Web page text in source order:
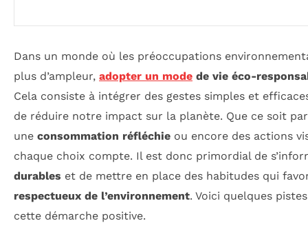
Dans un monde où les préoccupations
plus d’ampleur, adopter un mode de vie éco-
Cela consiste à intégrer des gestes simples et
de réduire notre impact sur la planète. Que ce soit
une consommation réfléchie ou encore des actions
chaque choix compte. Il est donc primordial de
durables et de mettre en place des habitudes qui
respectueux de l’environnement. Voici quelques
cette démarche positive.